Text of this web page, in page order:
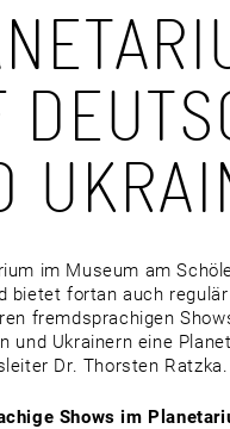
im Museum am
bietet fortan auch
fremdsprachigen
und Ukrainern eine
Dr. Thorsten Ratzka.
Shows im